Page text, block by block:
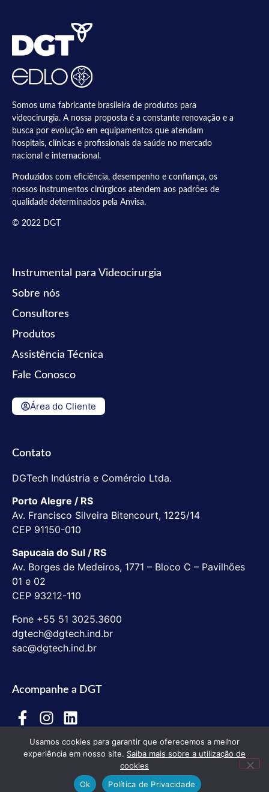
Somos uma fabricante brasileira de produtos para
videocirurgia. A nossa proposta é a constante renovação e a
busca por evolução em equipamentos que atendam
hospitais, clínicas e profissionais da saúde no mercado
nacional e internacional.
Produzidos com eficiência, desempenho e confiança, os
nossos instrumentos cirúrgicos atendem aos padrões de
qualidade determinados pela Anvisa.
© 2022 DGT
Instrumental para Videocirurgia
Sobre nós
Consultores
Produtos
Assistência Técnica
Fale Conosco
Área do Cliente
Contato
DGTech Indústria e Comércio Ltda.
Porto Alegre / RS
Av. Francisco Silveira Bitencourt, 1225/14
CEP 91150-010
Sapucaia do Sul / RS
Av. Borges de Medeiros, 1771 – Bloco C – Pavilhões
01 e 02
CEP 93212-110
Fone +55 51 3025.3600
dgtech@dgtech.ind.br
sac@dgtech.ind.br
Acompanhe a DGT
Usamos cookies para garantir que oferecemos a melhor
experiência em nosso site. Saiba mais sobre a utilização de
cookies
Ok
Política de Privacidade